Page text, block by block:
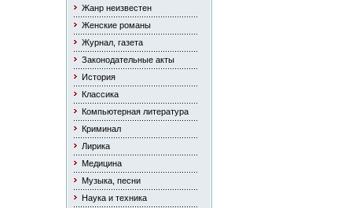
Жанр неизвестен
Женские романы
Журнал, газета
Законодательные акты
История
Классика
Компьютерная литература
Криминал
Лирика
Медицина
Музыка, песни
Наука и техника